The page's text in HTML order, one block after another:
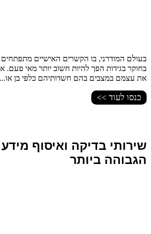
בעולם המודרני, בו הקשרים האישיים
בחוקר בגידות הפך להיות חשוב יותר מאי פעם.
את עצמם במצבים בהם חשדותיהם כלפי בן או...
כנסו לעוד >>
שירותי בדיקה ואיסוף
הגבוהה ביותר